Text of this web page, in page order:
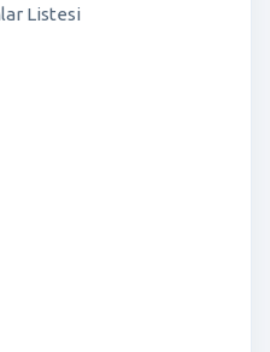
Listesi